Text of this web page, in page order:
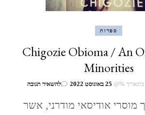
ספרות
Chigozie Obioma / An
Minorities
בתאריך %@ 25 באוגוסט 2022 להשאיר תגובהבנושא
Obiomaמוסרי אודיסאי מודרני, אשר